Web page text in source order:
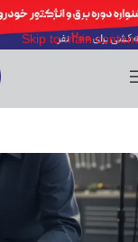
Skip to navigation
Skip to main content